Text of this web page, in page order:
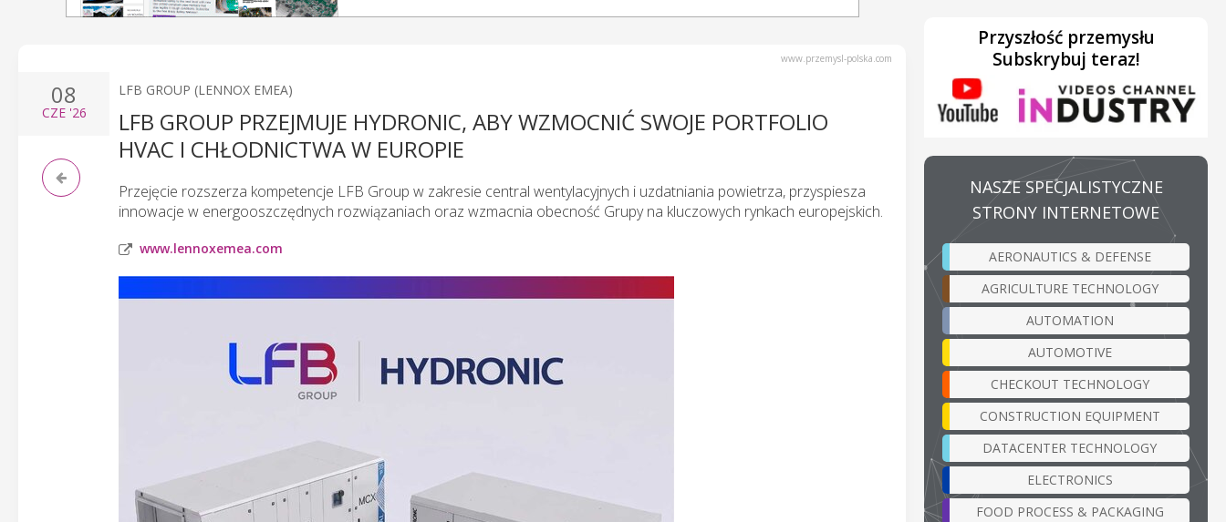
www.przemysl-polska.com
08
CZE'26
LFB GROUP (LENNOX EMEA)
LFB GROUP PRZEJMUJE HYDRONIC, ABY WZMOCNIĆ SWOJE PORTFOLIO
HVAC I CHŁODNICTWA W EUROPIE
Przejęcie rozszerza kompetencje LFB Group w zakresie central wentylacyjnych i uzdatniania powietrza, przyspiesza
innowacje w energooszczędnych rozwiązaniach oraz wzmacnia obecność Grupy na kluczowych rynkach europejskich.
www.lennoxemea.com
Przyszłość przemysłu
Subskrybuj teraz!
NASZE SPECJALISTYCZNE
STRONY INTERNETOWE
AERONAUTICS & DEFENSE
AGRICULTURE TECHNOLOGY
AUTOMATION
AUTOMOTIVE
CHECKOUT TECHNOLOGY
CONSTRUCTION EQUIPMENT
DATACENTER TECHNOLOGY
ELECTRONICS
FOOD PROCESS & PACKAGING